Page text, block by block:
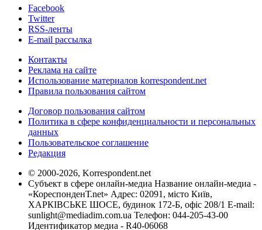
Facebook
Twitter
RSS-ленты
E-mail рассылка
Контакты
Реклама на сайте
Использование материалов korrespondent.net
Правила пользования сайтом
Договор пользования сайтом
Политика в сфере конфиденциальности и персональных
данных
Пользовательское соглашение
Редакция
© 2000-2026, Korrespondent.net
Субъект в сфере онлайн-медиа Название онлайн-медиа -
«КореспонденТ.net» Адрес: 02091, місто Київ,
ХАРКІВСЬКЕ ШОСЕ, будинок 172-Б, офіс 208/1 E-mail:
sunlight@mediadim.com.ua Телефон: 044-205-43-00
Идентификатор медиа - R40-06068